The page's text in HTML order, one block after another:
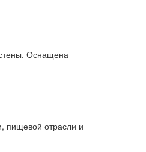
стены. Оснащена
пищевой отрасли и